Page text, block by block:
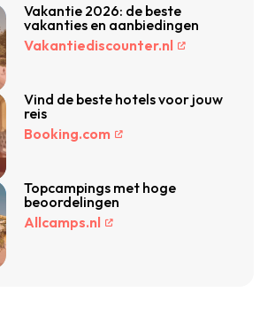
Vakantie 2026: de beste
vakanties en aanbiedingen
Vakantiediscounter.nl
Vind de beste hotels voor jouw
reis
Booking.com
Topcampings met hoge
beoordelingen
Allcamps.nl